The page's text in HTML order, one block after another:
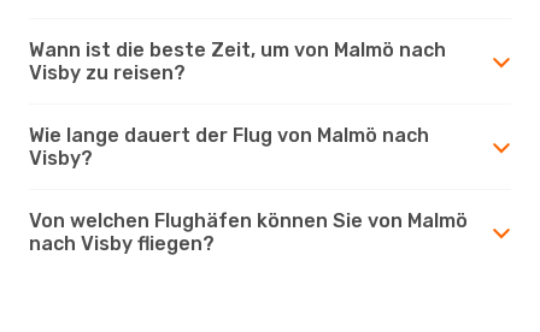
Wann ist die beste Zeit, um von Malmö nach
Visby zu reisen?
Wie lange dauert der Flug von Malmö nach
Visby?
Von welchen Flughäfen können Sie von Malmö
nach Visby fliegen?